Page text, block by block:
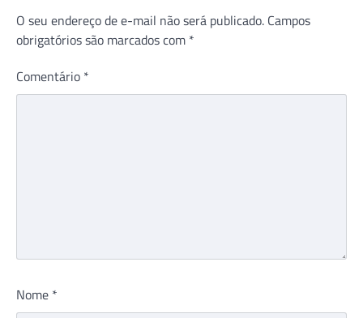
O seu endereço de e-mail não será publicado. Campos
obrigatórios são marcados com *
Comentário *
Nome *